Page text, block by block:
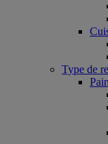
Type de
Pain